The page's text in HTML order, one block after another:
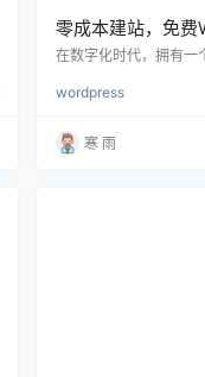
零成本建站，免
作完整指南
在数字化时代，拥有一
段。然而，很多人认为
制作一个功能完整的网
技能! 下面将手把手教
wordpress
寒 雨